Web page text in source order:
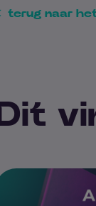
terug naar
Dit